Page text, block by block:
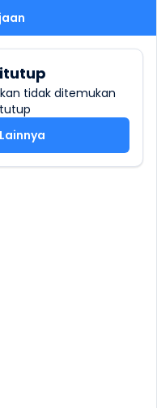
tidak ditemukan